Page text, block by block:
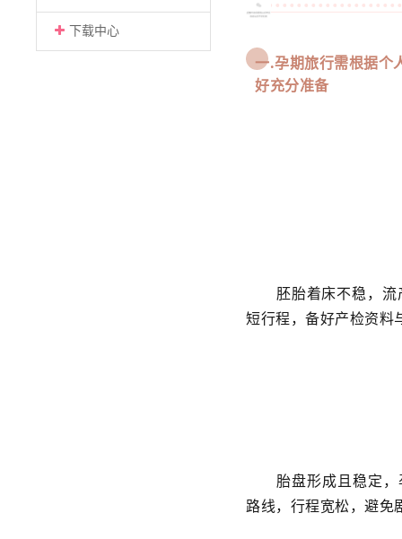
下载中心
一.孕期旅行需根据个
好充分准备
胚胎着床不稳，
短行程，备好产检资料
胎盘形成且稳定
路线，行程宽松，避免